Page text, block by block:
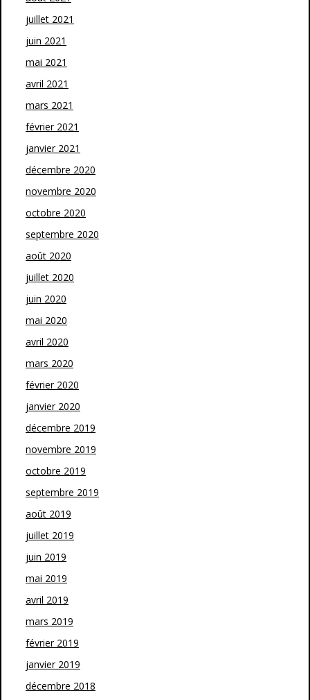
juillet 2021
juin 2021
mai 2021
avril 2021
mars 2021
février 2021
janvier 2021
décembre 2020
novembre 2020
octobre 2020
septembre 2020
août 2020
juillet 2020
juin 2020
mai 2020
avril 2020
mars 2020
février 2020
janvier 2020
décembre 2019
novembre 2019
octobre 2019
septembre 2019
août 2019
juillet 2019
juin 2019
mai 2019
avril 2019
mars 2019
février 2019
janvier 2019
décembre 2018